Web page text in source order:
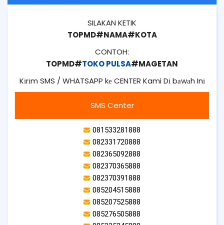
SILAKAN KETIK
TOPMD#NAMA#KOTA
CONTOH:
TOPMD#TOKO PULSA#MAGETAN
Kіrіm SMS / WHATSAPP kе CENTER Kami Dі bаwаh Inі
SMS Center
081533281888
082331720888
082365092888
082370365888
082370391888
085204515888
085207525888
085276505888